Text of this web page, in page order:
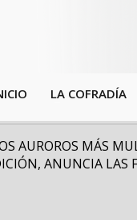
LA COFRADÍA
AUROROS MÁS
ANUNCIA LAS